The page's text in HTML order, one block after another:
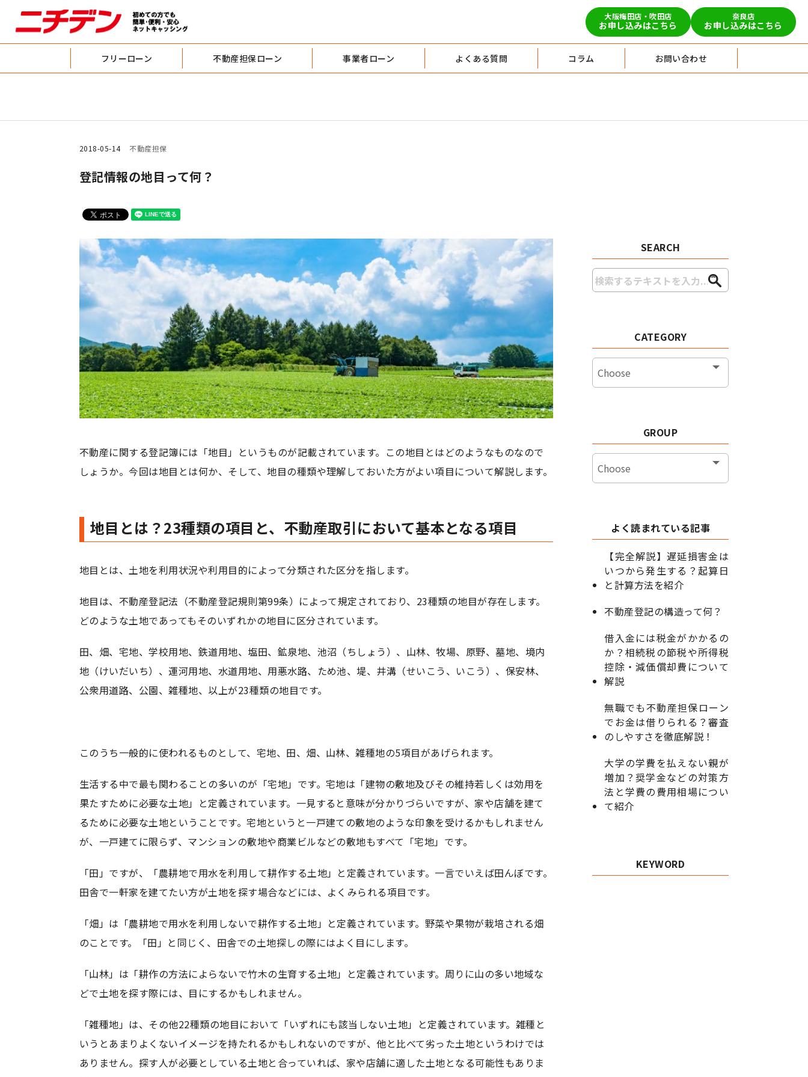
大阪梅田店・吹田店
お申し込みはこちら
奈良店
お申し込みはこちら
フリーローン 不動産担保ローン 事業者ローン よくある質問 コラム お問い合わせ
2018-05-14 不動産担保
登記情報の地目って何？
不動産に関する登記簿には「地目」というものが記載されています。この地目とはどのようなものなので
しょうか。今回は地目とは何か、そして、地目の種類や理解しておいた方がよい項目について解説します。
地目とは？23種類の項目と、不動産取引において基本となる項目
地目とは、土地を利用状況や利用目的によって分類された区分を指します。
地目は、不動産登記法（不動産登記規則第99条）によって規定されており、23種類の地目が存在します。
どのような土地であってもそのいずれかの地目に区分されています。
田、畑、宅地、学校用地、鉄道用地、塩田、鉱泉地、池沼（ちしょう）、山林、牧場、原野、墓地、境内
地（けいだいち）、運河用地、水道用地、用悪水路、ため池、堤、井溝（せいこう、いこう）、保安林、
公衆用道路、公園、雑種地、以上が23種類の地目です。
このうち一般的に使われるものとして、宅地、田、畑、山林、雑種地の5項目があげられます。
生活する中で最も関わることの多いのが「宅地」です。宅地は「建物の敷地及びその維持若しくは効用を
果たすために必要な土地」と定義されています。一見すると意味が分かりづらいですが、家や店舗を建て
るために必要な土地ということです。宅地というと一戸建ての敷地のような印象を受けるかもしれません
が、一戸建てに限らず、マンションの敷地や商業ビルなどの敷地もすべて「宅地」です。
「田」ですが、「農耕地で用水を利用して耕作する土地」と定義されています。一言でいえば田んぼです。
田舎で一軒家を建てたい方が土地を探す場合などには、よくみられる項目です。
「畑」は「農耕地で用水を利用しないで耕作する土地」と定義されています。野菜や果物が栽培される畑
のことです。「田」と同じく、田舎での土地探しの際にはよく目にします。
「山林」は「耕作の方法によらないで竹木の生育する土地」と定義されています。周りに山の多い地域な
どで土地を探す際には、目にするかもしれません。
「雑種地」は、その他22種類の地目において「いずれにも該当しない土地」と定義されています。雑種と
いうとあまりよくないイメージを持たれるかもしれないのですが、他と比べて劣った土地というわけでは
ありません。探す人が必要としている土地と合っていれば、家や店舗に適した土地となる可能性もありま
SEARCH
CATEGORY
GROUP
よく読まれている記事
【完全解説】遅延損害金は
いつから発生する？起算日
と計算方法を紹介
不動産登記の構造って何？
借入金には税金がかかるの
か？相続税の節税や所得税
控除・減価償却費について
解説
無職でも不動産担保ローン
でお金は借りられる？審査
のしやすさを徹底解説！
大学の学費を払えない親が
増加？奨学金などの対策方
法と学費の費用相場につい
て紹介
KEYWORD